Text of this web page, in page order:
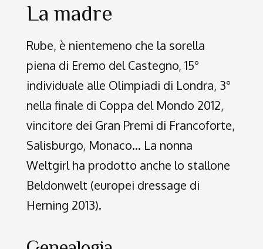
La madre
Rube, è nientemeno che la sorella
piena di Eremo del Castegno, 15°
individuale alle Olimpiadi di Londra, 3°
nella finale di Coppa del Mondo 2012,
vincitore dei Gran Premi di Francoforte,
Salisburgo, Monaco… La nonna
Weltgirl ha prodotto anche lo stallone
Beldonwelt (europei dressage di
Herning 2013).